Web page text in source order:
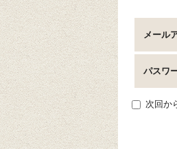
メール
パスワ
次回か